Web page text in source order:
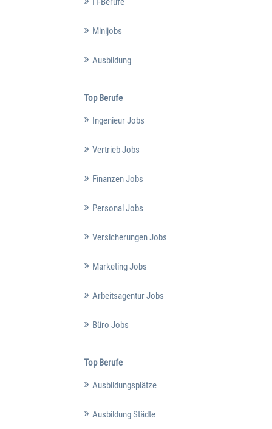
Minijobs
Ausbildung
Top Berufe
Ingenieur Jobs
Vertrieb Jobs
Finanzen Jobs
Personal Jobs
Versicherungen Jobs
Marketing Jobs
Arbeitsagentur Jobs
Büro Jobs
Top Berufe
Ausbildungsplätze
Ausbildung Städte